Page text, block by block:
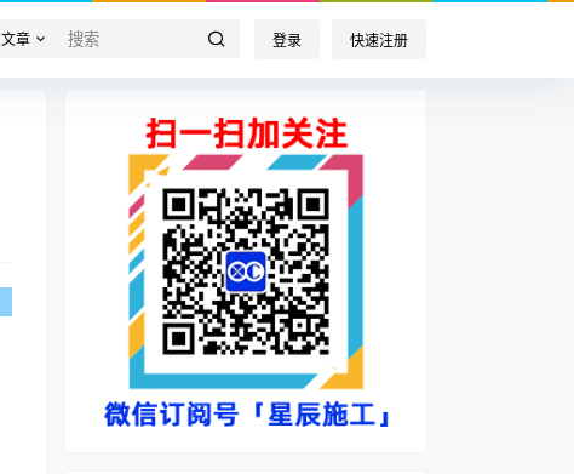
文章 登录 快速注册